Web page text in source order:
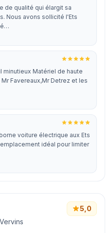
de qualité qui élargit sa
Nous avons sollicité l'Ets
minutieux Matériel de haute
Favereaux,Mr Detrez et les
voiture électrique aux Ets
idéal pour limiter
5,0